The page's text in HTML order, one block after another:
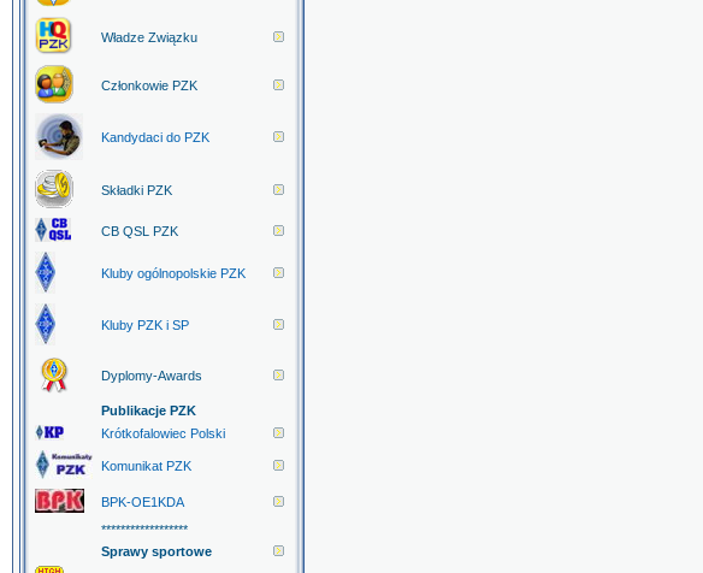
Władze Związku
Członkowie PZK
Kandydaci do PZK
Składki PZK
CB QSL PZK
Kluby ogólnopolskie PZK
Kluby PZK i SP
Dyplomy-Awards
Publikacje PZK
Krótkofalowiec Polski
Komunikat PZK
BPK-OE1KDA
******************
Sprawy sportowe